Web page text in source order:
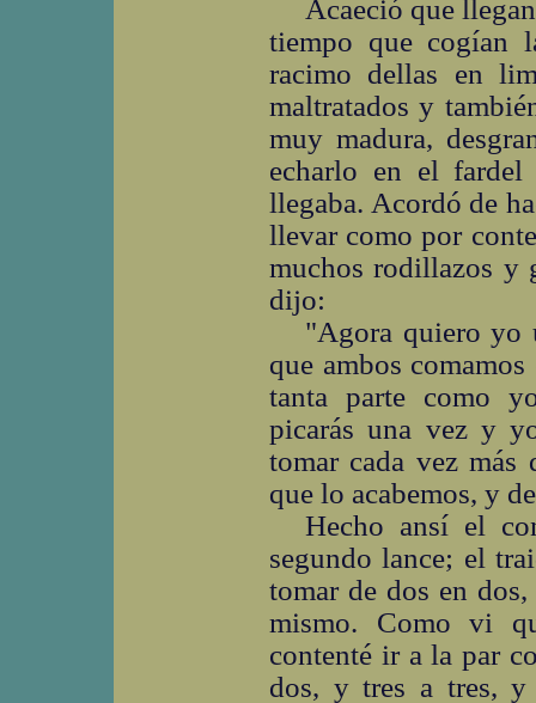
Acaeció que
tiempo que cogían
racimo dellas en
maltratados y
muy madura,
echarlo en el
llegaba. Acordó de
llevar como por
muchos rodillazos y
dijo:
"Agora quiero yo
que ambos
tanta parte como
picarás una vez y
tomar cada vez más
que lo acabemos, y
Hecho ansí el
segundo lance; el
tomar de dos en
mismo. Como vi
contenté ir a la par
dos, y tres a tres, y